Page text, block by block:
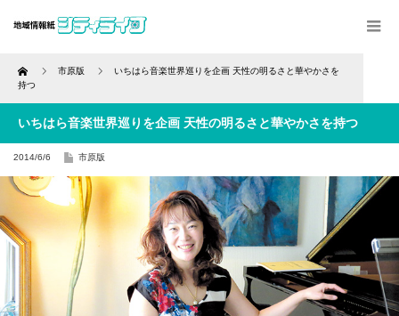
Home 市原版
いちはら音楽世界巡りを企画 天性の明るさと華やかさを
持つ
いちはら音楽世界巡りを企画 天性の明るさと華やかさを持つ
2014/6/6 市原版